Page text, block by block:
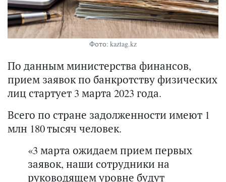
Фото: kaztag.kz
По данным министерства финансов,
прием заявок по банкротству физических
лиц стартует 3 марта 2023 года.
Всего по стране задолженности имеют 1
млн 180 тысяч человек.
«3 марта ожидаем прием первых
заявок, наши сотрудники на
руководящем уровне будут